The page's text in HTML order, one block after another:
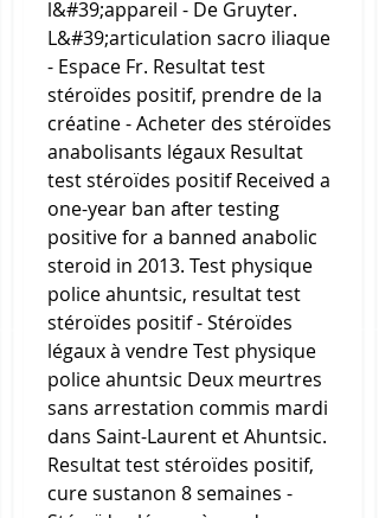
l&#39;appareil - De Gruyter.
L&#39;articulation sacro iliaque
- Espace Fr. Resultat test
stéroïdes positif, prendre de la
créatine - Acheter des stéroïdes
anabolisants légaux Resultat
test stéroïdes positif Received a
one-year ban after testing
positive for a banned anabolic
steroid in 2013. Test physique
police ahuntsic, resultat test
stéroïdes positif - Stéroïdes
légaux à vendre Test physique
police ahuntsic Deux meurtres
sans arrestation commis mardi
dans Saint-Laurent et Ahuntsic.
Resultat test stéroïdes positif,
cure sustanon 8 semaines -